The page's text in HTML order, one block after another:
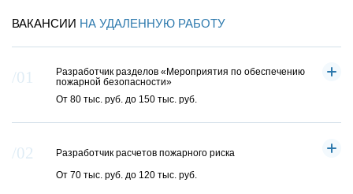
ВАКАНСИИ НА УДАЛЕННУЮ РАБОТУ
Разработчик разделов «Мероприятия по обеспечению
пожарной безопасности»
От 80 тыс. руб. до 150 тыс. руб.
Разработчик расчетов пожарного риска
От 70 тыс. руб. до 120 тыс. руб.